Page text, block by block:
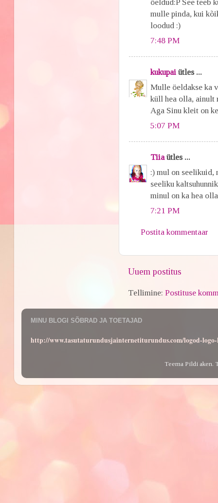
öeldud:P See teeb
mulle pinda, kui
loodud :)
7:48 PM
kukupai ütles ...
Mulle öeldakse ka
küll hea olla, ainult
Aga Sinu kleit on
5:07 PM
Tiiaütles ...
:) mul on seelikuid,
seeliku
minul on ka hea
7:21 PM
Postita kommentaar
Uuem postitus
Tellimine:Postituse
MINU BLOGI SÕBRAD JA TOETAJAD
http://www.tasutaturundusjainternetiturundus.com/logod-
Teema Pildi aken.